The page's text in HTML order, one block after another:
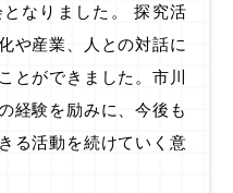
なりました。 探究活
や産業、人との対話に
とができました。市川
経験を励みに、今後も
る活動を続けていく意